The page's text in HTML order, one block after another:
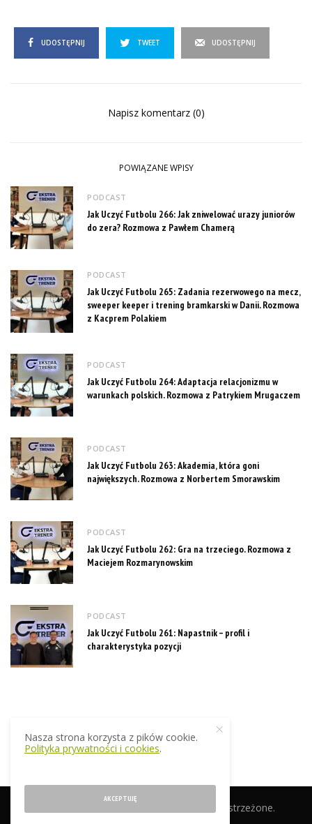
UDOSTĘPNIJ TWEET UDOSTĘPNIJ
Napisz komentarz (0)
POWIĄZANE WPISY
PODCAST
Jak Uczyć Futbolu 266: Jak zniwelować urazy juniorów
do zera? Rozmowa z Pawłem Chamerą
PODCAST
Jak Uczyć Futbolu 265: Zadania rezerwowego na mecz,
sweeper keeper i trening bramkarski w Danii. Rozmowa
z Kacprem Polakiem
PODCAST
Jak Uczyć Futbolu 264: Adaptacja relacjonizmu w
warunkach polskich. Rozmowa z Patrykiem Mrugaczem
PODCAST
Jak Uczyć Futbolu 263: Akademia, która goni
największych. Rozmowa z Norbertem Smorawskim
PODCAST
Jak Uczyć Futbolu 262: Gra na trzeciego. Rozmowa z
Maciejem Rozmarynowskim
PODCAST
Jak Uczyć Futbolu 261: Napastnik – profil i
charakterystyka pozycji
© 2019 EkstraTrener.pl. Wszelkie prawa zastrzeżone.
Nasza strona korzysta z pików cookie.
Polityka prywatności i cookies.
AKCEPTUJĘ